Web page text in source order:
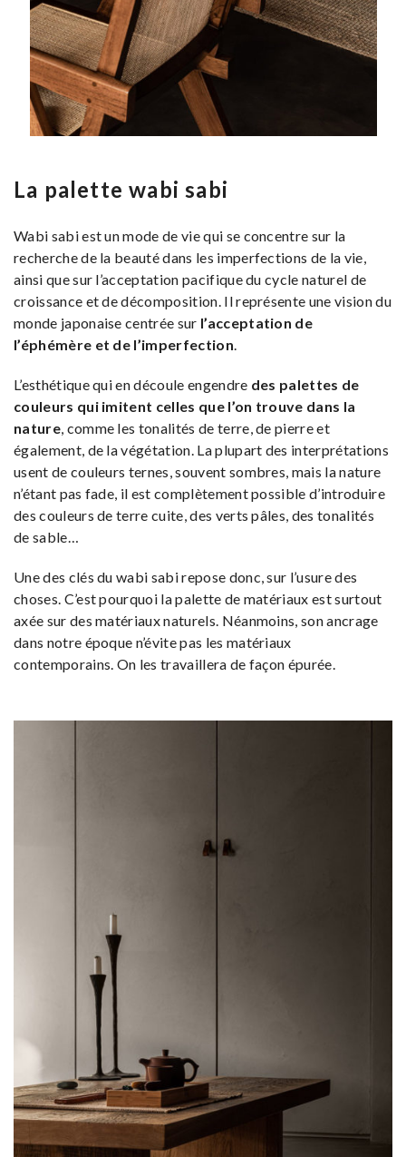
La palette wabi sabi
Wabi sabi est un mode de vie qui se concentre sur la
recherche de la beauté dans les imperfections de la vie,
ainsi que sur l’acceptation pacifique du cycle naturel de
croissance et de décomposition. Il représente une vision du
monde japonaise centrée sur l’acceptation de
l’éphémère et de l’imperfection.
L’esthétique qui en découle engendre des palettes de
couleurs qui imitent celles que l’on trouve dans la
nature, comme les tonalités de terre, de pierre et
également, de la végétation. La plupart des interprétations
usent de couleurs ternes, souvent sombres, mais la nature
n’étant pas fade, il est complètement possible d’introduire
des couleurs de terre cuite, des verts pâles, des tonalités
de sable…
Une des clés du wabi sabi repose donc, sur l’usure des
choses. C’est pourquoi la palette de matériaux est surtout
axée sur des matériaux naturels. Néanmoins, son ancrage
dans notre époque n’évite pas les matériaux
contemporains. On les travaillera de façon épurée.